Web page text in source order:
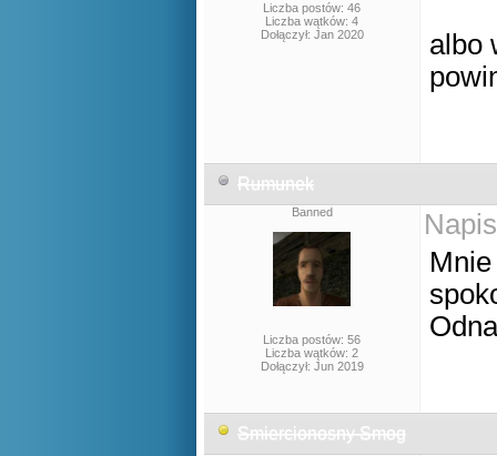
Liczba postów: 46
Liczba wątków: 4
Dołączył: Jan 2020
albo
Rumunek
Banned
Liczba postów: 56
Liczba wątków: 2
Dołączył: Jun 2019
Smiercionosny Smog